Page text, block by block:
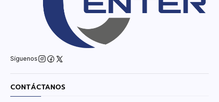
Síguenos
CONTÁCTANOS